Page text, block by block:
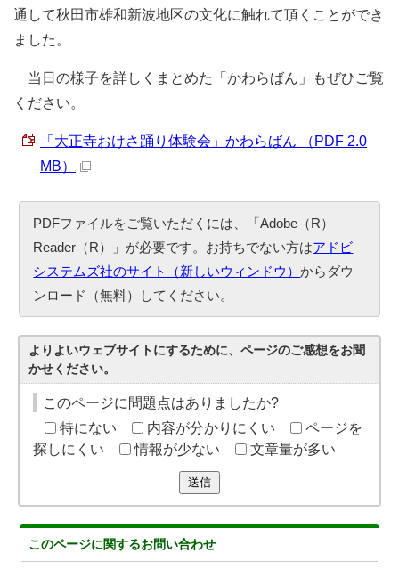
通して秋田市雄和新波地区の文化に触れて頂くことができ
ました。
当日の様子を詳しくまとめた「かわらばん」もぜひご覧
ください。
「大正寺おけさ踊り体験会」かわらばん （PDF 2.0
MB）
PDFファイルをご覧いただくには、「Adobe（R）
Reader（R）」が必要です。お持ちでない方はアドビ
システムズ社のサイト（新しいウィンドウ）からダウ
ンロード（無料）してください。
よりよいウェブサイトにするために、ページのご感想をお聞
かせください。
このページに問題点はありましたか?
特にない
内容が分かりにくい
ページを
探しにくい
情報が少ない 文章量が多い
送信
このページに関するお問い合わせ